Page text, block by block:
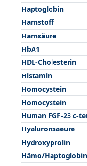
Haptoglobin
Harnstoff
Harnsäure
HbA1
HDL-Cholesterin
Histamin
Homocystein
Homocystein
Human FGF-23 c-
Hyaluronsaeure
Hydroxyprolin
Hämo/